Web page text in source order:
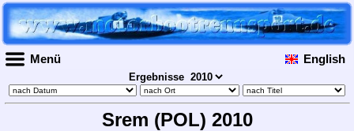
Menü English
Ergebnisse
Srem (POL) 2010